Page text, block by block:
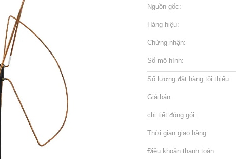
Nguồn gốc:
Hàng hiệu:
Chứng nhận:
Số mô hình:
Số lượng đặt hàng tối thiểu:
Giá bán:
chi tiết đóng gói:
Thời gian giao hàng:
Điều khoản thanh toán: